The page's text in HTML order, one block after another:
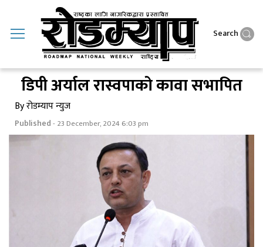
Search
डिपी अर्याल रास्वपाकाे कावा सभापित
By रोडम्याप न्युज
Published- 23 December, 2024 6:03 pm